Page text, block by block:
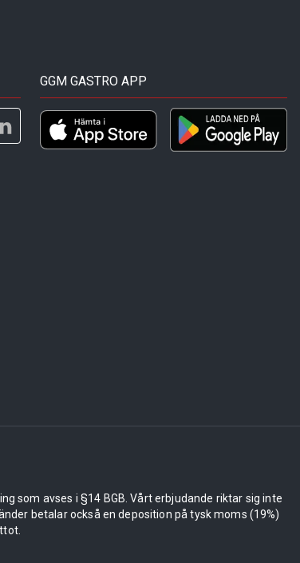
GGM GASTRO APP
som avses i §14 BGB. Vårt erbjudande riktar sig inte
betalar också en deposition på tysk moms (19%)